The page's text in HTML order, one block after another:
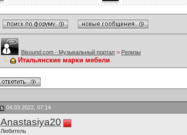
Bisound.com - Музыкальный портал > Релизы
Итальянские марки мебели
04.03.2022, 07:14
Anastasiya20
Любитель